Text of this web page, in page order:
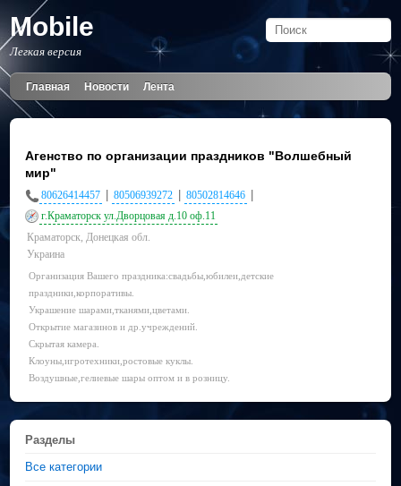
Mobile
Легкая версия
Главная Новости Лента
Агенство по организации праздников "Волшебный
мир"
80626414457 80506939272 80502814646
г.Краматорск ул.Дворцовая д.10 оф.11
Краматорск, Донецкая обл.
Украина
Организация Вашего праздника:свадьбы,юбилеи,детские
праздники,корпоративы.
Украшение шарами,тканями,цветами.
Открытие магазинов и др.учреждений.
Скрытая камера.
Клоуны,игротехники,ростовые куклы.
Воздушные,гелиевые шары оптом и в розницу.
Разделы
Все категории